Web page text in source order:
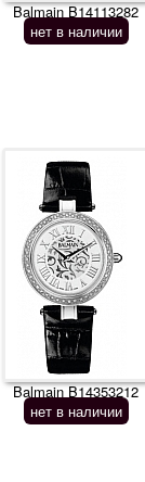
Balmain B14113282
нет в наличии
Balmain B14353212
нет в наличии